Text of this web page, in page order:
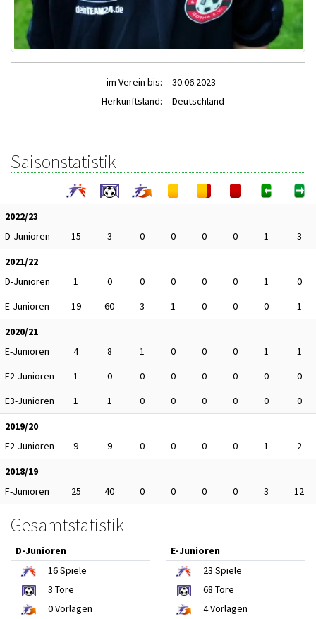
im Verein bis:
30.06.2023
Herkunftsland:
Deutschland
Saisonstatistik
2022/23
D-Junioren
15 3 0 0 0 0 1
3
2021/22
D-Junioren
1 0 0 0 0 0 1
0
E-Junioren
19 60 3 1 0 0 0
1
2020/21
E-Junioren
4 8 1 0 0 0 1
1
E2-Junioren
1 0 0 0 0 0 0
0
E3-Junioren
1 1 0 0 0 0 0
0
2019/20
E2-Junioren
9 9 0 0 0 0 1
2
2018/19
F-Junioren
25 40 0 0 0 0 3 12
Gesamtstatistik
D-Junioren
16Spiele
3 Tore
0Vorlagen
E-Junioren
23 Spiele
68 Tore
4Vorlagen